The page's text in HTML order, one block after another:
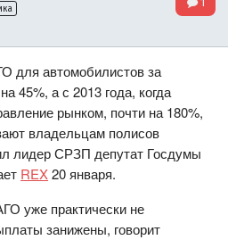
1
для автомобилистов за
45%, а с 2013 года, когда
рынком, почти на 180%,
владельцам полисов
лидер СРЗП депутат Госдумы
REX20 января.
уже практически не
занижены, говорит